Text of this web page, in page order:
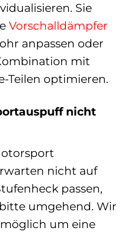
Sie
Vorschalldämpfer
anpassen oder
mit
Teilen optimieren.
nicht
nicht auf
passen,
umgehend. Wir
um eine